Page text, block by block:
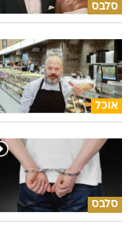
סלבס
אוכל
סלבס